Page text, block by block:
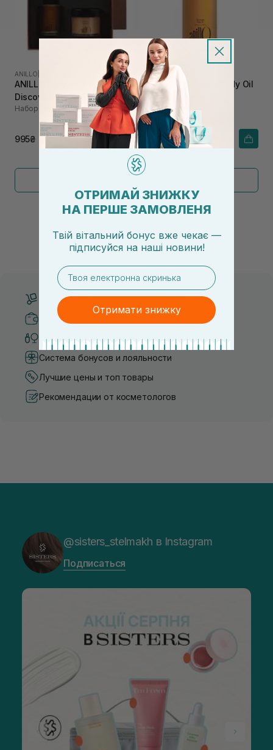
ANILLO
ANILLO Fig Whisky
Discovery Body Set
Набор для тела
995₴
ANILLO| FIG WHISKY
ANILLO Fig Whisky Body Oil
100 мл
Масло для тела
1 260₴
Бесплатная доставка от 3000 UAH
Безопасные способы оплаты
Только оригинальная косметика
Система бонусов и лояльности
Лучшие цены и топ товары
Рекомендации от косметологов
@sisters_stelmakh в Instagram
Подписаться
ОТРИМАЙ ЗНИЖКУ
НА ПЕРШЕ ЗАМОВЛЕНЯ
Твій вітальний бонус вже чекає —
підписуйся на наші новини!
email
Отримати знижку